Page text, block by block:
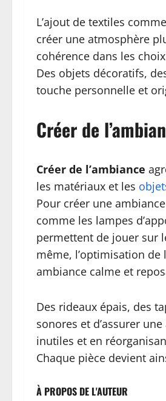
L’ajout de textiles
créer une atmosphère
cohérence dans les
Des objets décoratifs,
touche personnelle et
Créer de
Créer de l’ambiance
les matériaux et les
Pour créer une
comme les lampes
permettent de jouer sur
même, l’optimisation
ambiance calme et
Des rideaux épais, des
sonores et d’assurer
inutiles et en
Chaque pièce devient
À PROPOS DE L'AUTEUR